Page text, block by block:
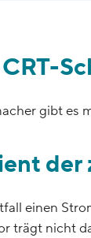
gibt es
einen
trägt nicht